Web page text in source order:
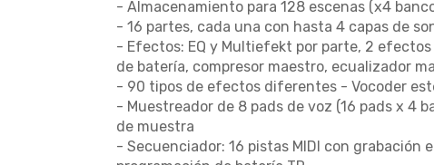
- Almacenamiento para 128 escenas (x4
- 16 partes, cada una con hasta 4 capas de
- Efectos: EQ y Multiefekt por parte, 2
de batería, compresor maestro, ecualizador
- 90 tipos de efectos diferentes - Vocoder
- Muestreador de 8 pads de voz (16 pads x 4
de muestra
- Secuenciador: 16 pistas MIDI con grabación